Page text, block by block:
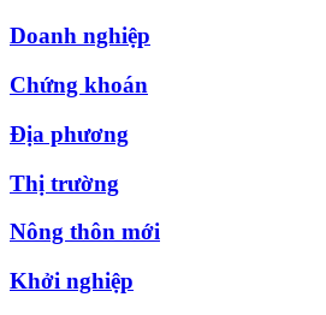
Doanh nghiệp
Chứng khoán
Địa phương
Thị trường
Nông thôn mới
Khởi nghiệp